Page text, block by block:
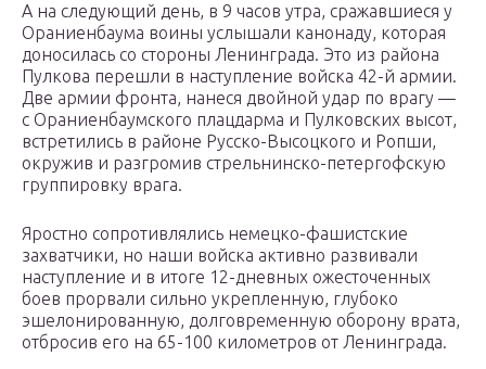
А на следующий день, в 9 часов утра, сражавшиеся у
Ораниенбаума воины услышали канонаду, которая
доносилась со стороны Ленинграда. Это из района
Пулкова перешли в наступление войска 42-й армии.
Две армии фронта, нанеся двойной удар по врагу —
с Ораниенбаумского плацдарма и Пулковских высот,
встретились в районе Русско-Высоцкого и Ропши,
окружив и разгромив стрельнинско-петергофскую
группировку врага.
Яростно сопротивлялись немецко-фашистские
захватчики, но наши войска активно развивали
наступление и в итоге 12-дневных ожесточенных
боев прорвали сильно укрепленную, глубоко
эшелонированную, долговременную оборону врата,
отбросив его на 65-100 километров от Ленинграда.